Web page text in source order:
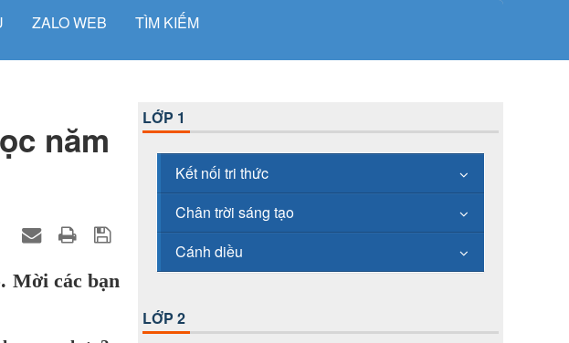
ZALO WEB TÌM KIẾM
năm
Mời các bạn
LỚP 1
Kết nối tri thức
Chân trời sáng tạo
Cánh diều
LỚP 2